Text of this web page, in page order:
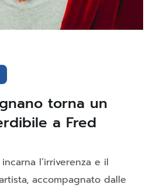
torna un
a Fred
l’irriverenza e il
accompagnato dalle